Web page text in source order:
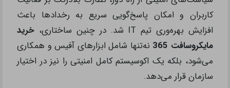
کاربران و امکان پاسخ‌گویی سریع به رخدادها باعث
افزایش بهره‌وری تیم IT شد. در چنین ساختاری،
خرید
مایکروسافت 365
نه‌تنها شامل ابزارهای آفیس و همکاری
می‌شود، بلکه یک اکوسیستم کامل امنیتی را نیز در اختیار
سازمان قرار می‌دهد.